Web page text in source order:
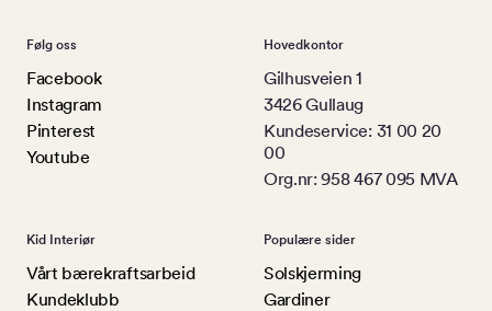
Følg oss
Facebook
Instagram
Pinterest
Youtube
Hovedkontor
Gilhusveien 1
3426 Gullaug
Kundeservice: 31 00 20
00
Org.nr: 958 467 095 MVA
Kid Interiør
Vårt bærekraftsarbeid
Kundeklubb
Populære sider
Solskjerming
Gardiner